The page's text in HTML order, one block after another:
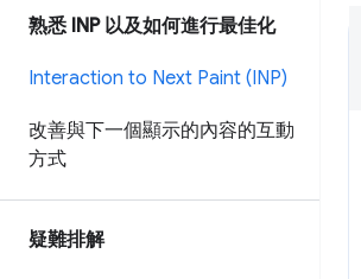
熟悉 INP 以及如何進行最佳化
Interaction to Next Paint (INP)
改善與下一個顯示的內容的互動
方式
疑難排解